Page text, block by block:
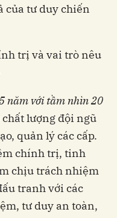
của tư duy chiến
trị và vai trò nêu
năm với tầm nhìn 20
lượng đội ngũ
quản lý các cấp.
chính trị, tinh
chịu trách nhiệm
tranh với các
tư duy an toàn,